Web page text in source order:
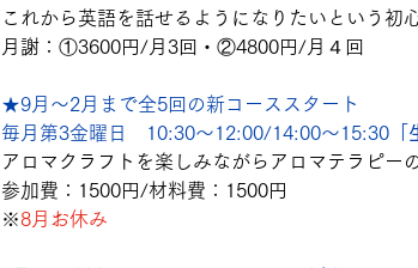
これから英語を話せるようになりたいという初
月謝：①3600円/月3回・②4800円/月４回
★9月～2月まで全5回の新コーススタート
毎月第3金曜日　10:30～12:00/14:00～15:30「
アロマクラフトを楽しみながらアロマテラピー
参加費：1500円/材料費：1500円
※8月お休み